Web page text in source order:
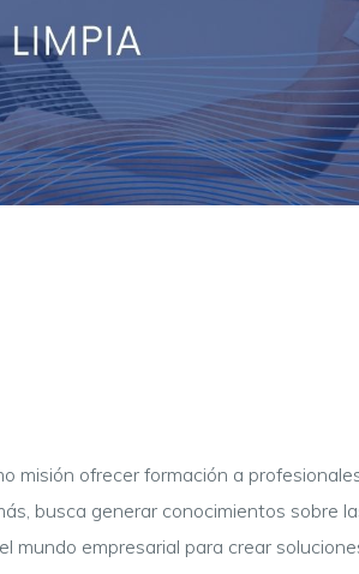
misión ofrecer formación a
busca generar conocimientos sobre
mundo empresarial para crear